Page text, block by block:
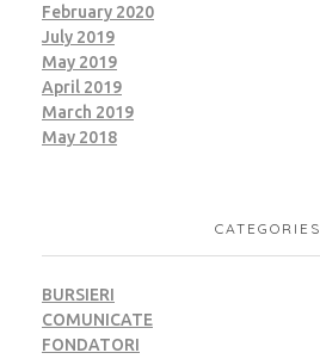
February 2020
July 2019
May 2019
April 2019
March 2019
May 2018
CATEGORIES
BURSIERI
COMUNICATE
FONDATORI